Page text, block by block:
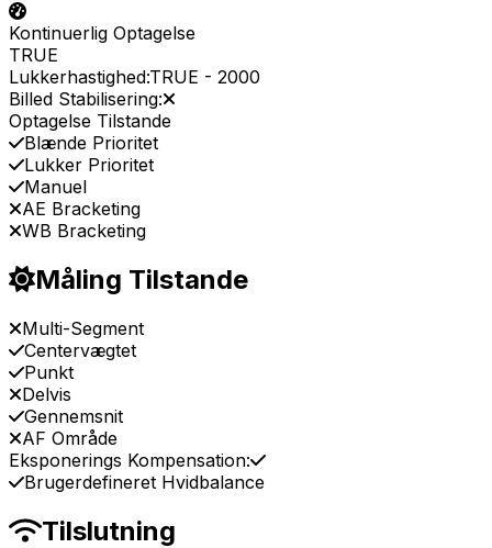
Kontinuerlig Optagelse
TRUE
Lukkerhastighed:TRUE - 2000
Billed Stabilisering:
Optagelse Tilstande
Blænde Prioritet
Lukker Prioritet
Manuel
AE Bracketing
WB Bracketing
Måling Tilstande
Multi-Segment
Centervægtet
Punkt
Delvis
Gennemsnit
AF Område
Eksponerings Kompensation:
Brugerdefineret Hvidbalance
Tilslutning